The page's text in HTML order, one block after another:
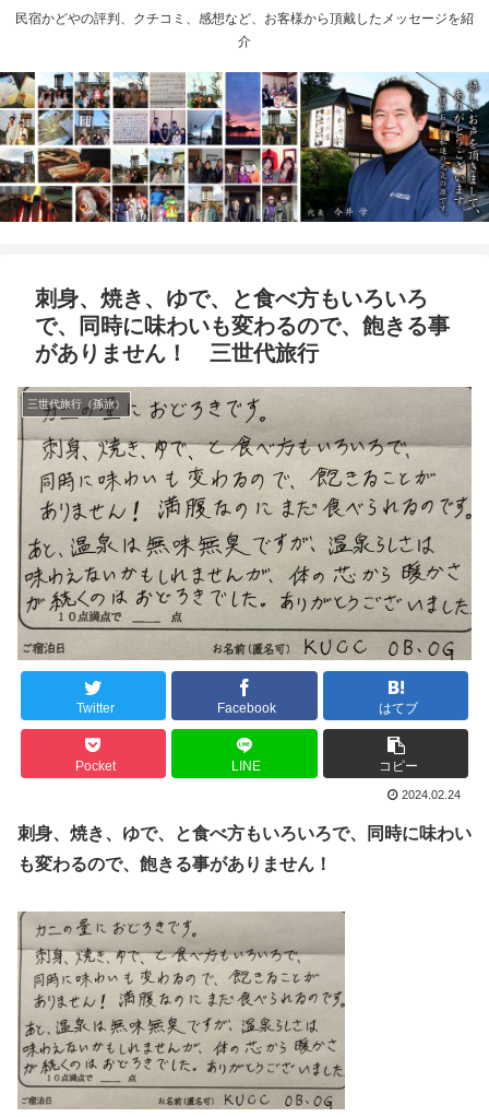
民宿かどやの評判、クチコミ、感想など、お客様から頂戴したメッセージを紹
介
刺身、焼き、ゆで、と食べ方もいろいろ
で、同時に味わいも変わるので、飽きる事
がありません！ 三世代旅行
三世代旅行（孫旅）
Twitter Facebook はてブ
Pocket LINE コピー
2024.02.24
刺身、焼き、ゆで、と食べ方もいろいろで、同時に味わい
も変わるので、飽きる事がありません！